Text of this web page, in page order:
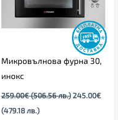
Микровълнова фурна 30,
инокс
259.00€ (506.56 лв.) 245.00€
(479.18 лв.)